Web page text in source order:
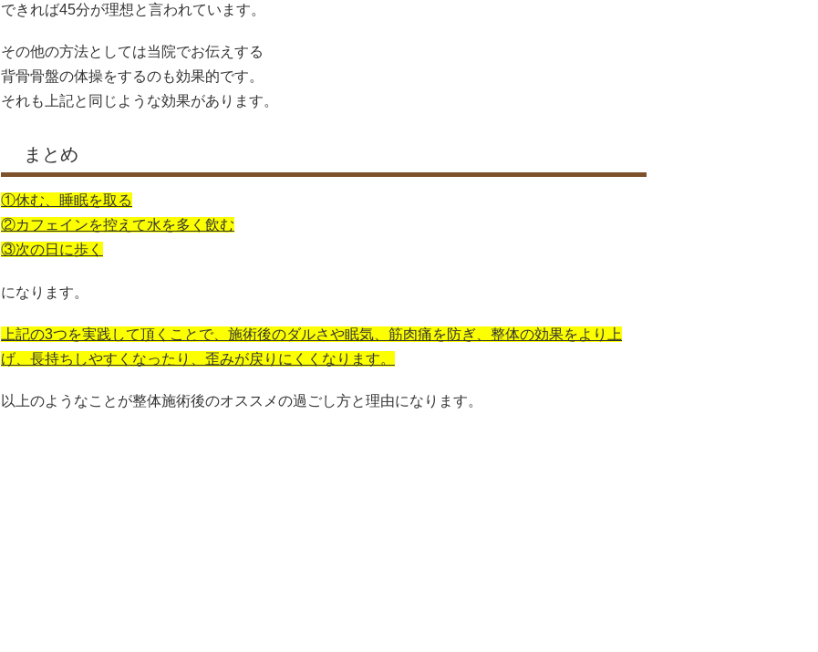
できれば45分が理想と言われています。
その他の方法としては当院でお伝えする
背骨骨盤の体操をするのも効果的です。
それも上記と同じような効果があります。
まとめ
①休む、睡眠を取る
②カフェインを控えて水を多く飲む
③次の日に歩く
になります。
上記の3つを実践して頂くことで、施術後のダルさや眠気、筋肉痛を防ぎ、整体の効果をより上
げ、長持ちしやすくなったり、歪みが戻りにくくなります。
以上のようなことが整体施術後のオススメの過ごし方と理由になります。